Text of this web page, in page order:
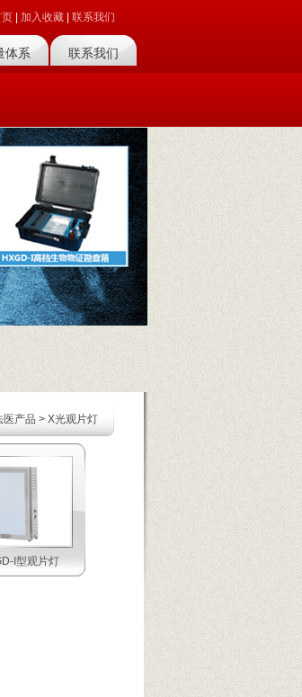
加入收藏 联系我们
体系 联系我们
医产品 > X光观片灯
I型观片灯